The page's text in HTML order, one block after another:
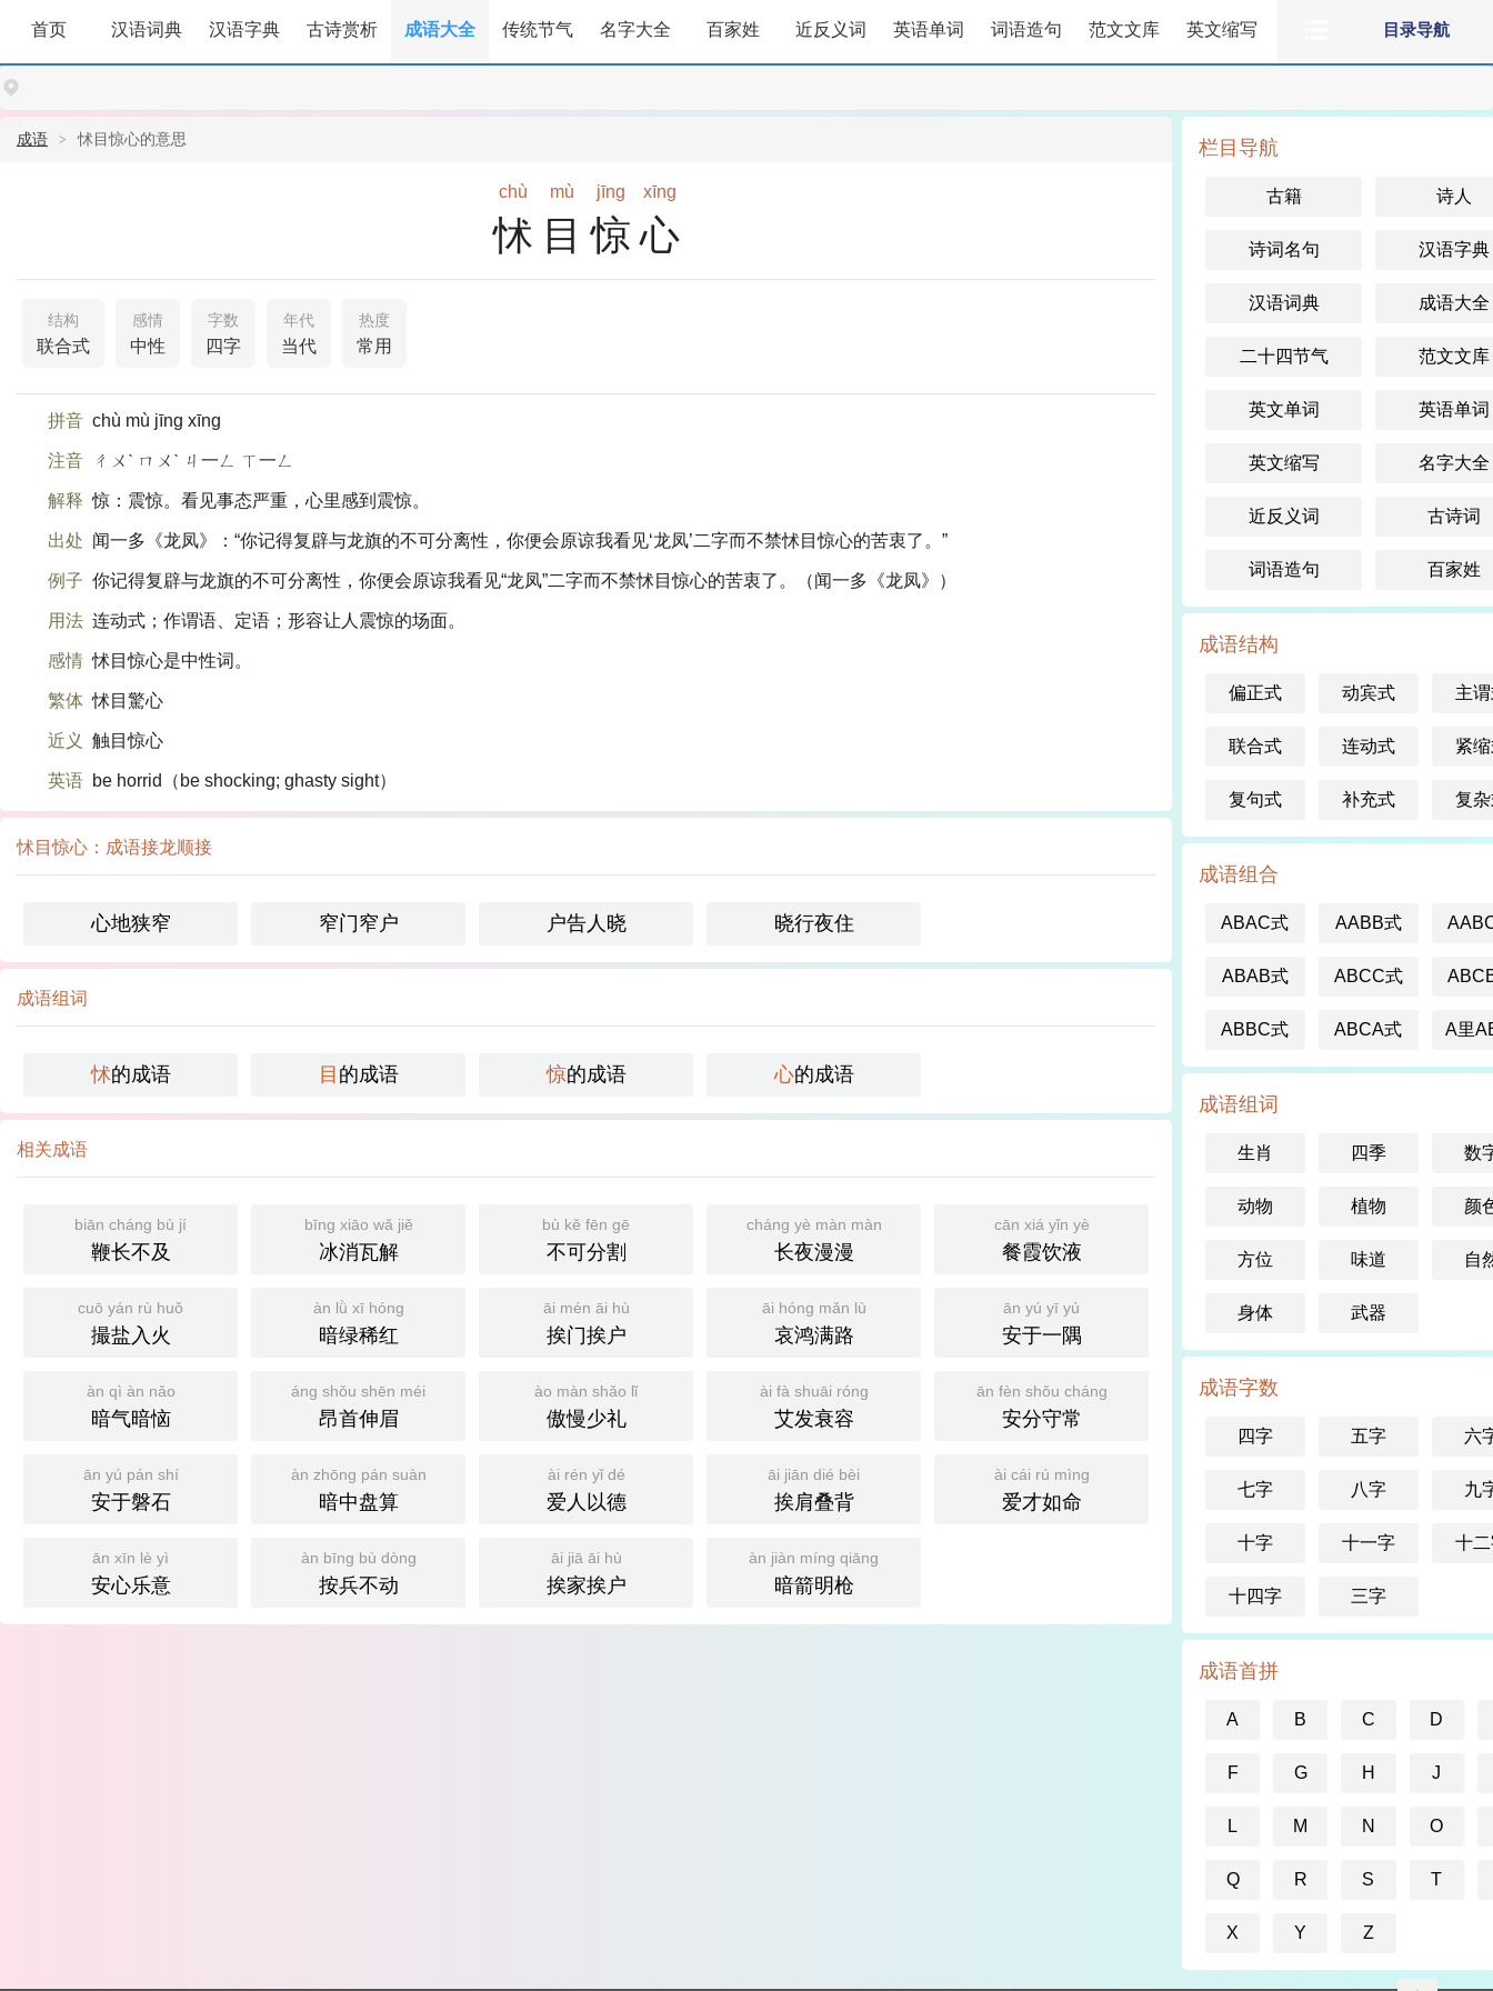
目录导航
首页 汉语词典 汉语字典 古诗赏析 成语大全 传统节气 名字大全 百家姓 近反义词 英语单词 词语造句 范文文库 英文缩写
成语 怵目惊心的意思
chù mù jīng xīng
怵目惊心
结构
联合式
感情
中性
字数
四字
年代
当代
热度
常用
拼音 chù mù jīng xīng
注音 ㄔㄨˋ ㄇㄨˋ ㄐ一ㄥ ㄒ一ㄥ
解释 惊：震惊。看见事态严重，心里感到震惊。
出处 闻一多《龙凤》：“你记得复辟与龙旗的不可分离性，你便会原谅我看见‘龙凤’二字而不禁怵目惊心的苦衷了。”
例子 你记得复辟与龙旗的不可分离性，你便会原谅我看见“龙凤”二字而不禁怵目惊心的苦衷了。（闻一多《龙凤》）
用法 连动式；作谓语、定语；形容让人震惊的场面。
感情 怵目惊心是中性词。
繁体 怵目驚心
近义 触目惊心
英语 be horrid（be shocking; ghasty sight）
怵目惊心：成语接龙顺接
心地狭窄 窄门窄户 户告人晓 晓行夜住
成语组词
怵的成语 目 的成语 惊的成语 心的成语
相关成语
biān cháng bù jí
鞭长不及
bīng xiāo wǎ jiě
冰消瓦解
bù kě fēn gē
不可分割
cháng yè màn màn
长夜漫漫
cān xiá yǐn yè
餐霞饮液
cuō yán rù huǒ
撮盐入火
àn lǜ xī hóng
暗绿稀红
āi mén āi hù
挨门挨户
āi hóng mǎn lù
哀鸿满路
ān yú yī yú
安于一隅
àn qì àn nǎo
暗气暗恼
áng shǒu shēn méi
昂首伸眉
ào màn shǎo lǐ
傲慢少礼
ài fà shuāi róng
艾发衰容
ān fèn shǒu cháng
安分守常
ān yú pán shí
安于磐石
àn zhōng pán suàn
暗中盘算
ài rén yǐ dé
爱人以德
āi jiān dié bèi
挨肩叠背
ài cái rú mìng
爱才如命
ān xīn lè yì
安心乐意
àn bīng bù dòng
按兵不动
āi jiā āi hù
挨家挨户
àn jiàn míng qiāng
暗箭明枪
栏目导航
古籍 诗人
诗词名句 汉语字典
汉语词典 成语大全
二十四节气 范文文库
英文单词 英语单词
英文缩写 名字大全
近反义词 古诗词
词语造句 百家姓
成语结构
偏正式 动宾式 主
联合式 连动式 紧
复句式 补充式 复
成语组合
ABAC式 AABB式
ABAB式 ABCC式
ABBC式 ABCA式 A里
成语组词
生肖 四季 数
动物 植物 颜
方位 味道 自
身体 武器
成语字数
四字 五字 六
七字 八字 九
十字 十一字 十
十四字 三字
成语首拼
A B C D
F G H J
L M N O
Q R S T
X Y Z